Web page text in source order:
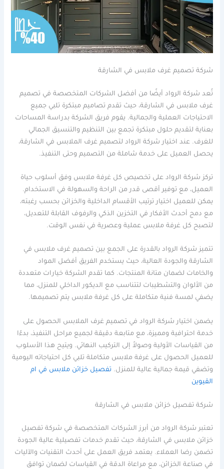
شركة تصميم غرف ملابس في الشارقة
تُعد شركة الرواد أيضًا من أفضل الشركات المتخصصة في تصميم
غرف ملابس في الشارقة، حيث تقدم تصاميم مبتكرة تلبي جميع
الاحتياجات العملية والجمالية. يقوم فريق الشركة بدراسة المساحات
بعناية لتقديم حلول مبتكرة تجمع بين التنظيم والتنسيق الجمالي
للغرف. عند اختيار شركة الرواد لتصميم غرف الملابس في الشارقة،
يحصل العميل على خدمة شاملة من التصميم وحتى التنفيذ.
تركز شركة الرواد على تخصيص كل غرفة ملابس وفق أسلوب حياة
العميل، مع توفير أقصى قدر من الراحة والسهولة في الاستخدام.
يمكن للعميل اختيار ترتيب الأقسام الداخلية والخزائن بحسب رغبته،
مع دمج أحدث الأفكار في التخزين الذكي والرفوف القابلة للتعديل،
لتصبح كل غرفة ملابس عملية وعصرية في نفس الوقت.
تتميز شركة الرواد بالقدرة على الجمع بين تصميم غرف ملابس في
الشارقة والجودة العالية، حيث يستخدم الفريق أفضل المواد
والخامات لضمان متانة المنتجات. كما تقدم الشركة خيارات متعددة
من الألوان والتشطيبات لتتناسب مع الديكور الداخلي للمنزل، مما
يضفي لمسة فنية متكاملة على كل غرفة ملابس يتم تصميمها.
يضمن اختيار شركة الرواد في تصميم غرف الملابس الحصول على
خدمة احترافية ومميزة، مع متابعة دقيقة لجميع مراحل التنفيذ، بدءًا
من القياسات الأولية وصولاً إلى التركيب النهائي. ويتيح هذا الأسلوب
للعميل الحصول على غرفة ملابس متكاملة تلبي كل احتياجاته اليومية
وتضفي قيمة جمالية عالية للمنزل. تفصيل خزائن ملابس في ام
القيوين
شركة تفصيل خزائن ملابس في الشارقة
تعتبر شركة الرواد من أبرز الشركات المتخصصة في شركة تفصيل
خزائن ملابس في الشارقة، حيث تقدم خدمات تفصيلية عالية الجودة
تضمن رضا العملاء. يعتمد فريق العمل على أحدث التقنيات والآليات
في صناعة الخزائن، مع مراعاة الدقة في القياسات لضمان توافق